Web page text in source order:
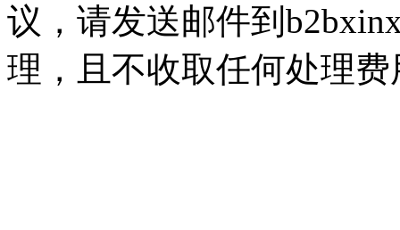
议，请发送邮件到
理，且不收取任何处理